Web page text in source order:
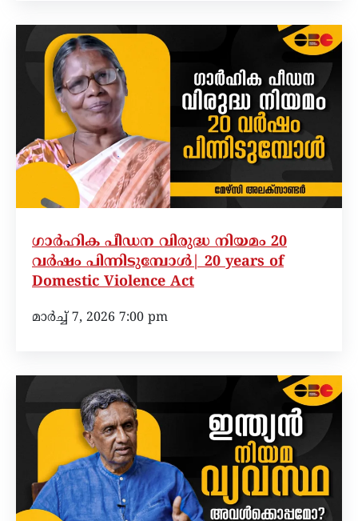
ഗാർഹിക പീഡന വിരുദ്ധ നിയമം 20
വർഷം പിന്നിടുമ്പോൾ| 20 years of
Domestic Violence Act
മാർച്ച്‌ 7, 2026 7:00 pm